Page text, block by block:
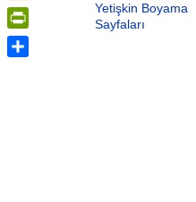
Yetişkin Boyama
Sayfaları
Reddit
PrintFriendly